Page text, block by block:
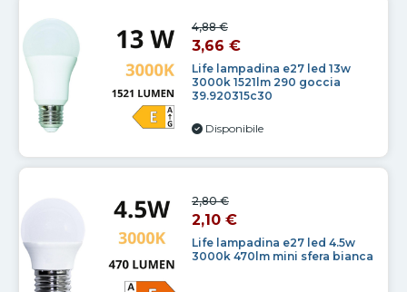
Life lampadina e27 led 13w
3000k 1521lm 290 goccia
39.920315c30
4,88 €
3,66 €
Disponibile
Life lampadina e27 led 4.5w
3000k 470lm mini sfera bianca
2,80 €
2,10 €